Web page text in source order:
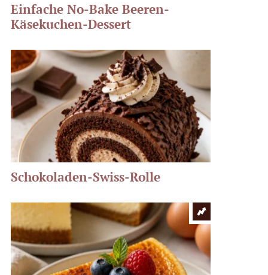
Einfache No-Bake Beeren-
Käsekuchen-Dessert
Schokoladen-Swiss-Rolle